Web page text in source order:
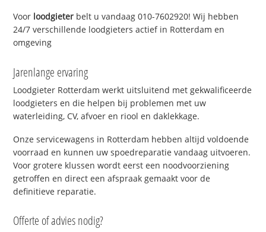
Voor loodgieter belt u vandaag 010-7602920! Wij hebben
24/7 verschillende loodgieters actief in Rotterdam en
omgeving
Jarenlange ervaring
Loodgieter Rotterdam werkt uitsluitend met gekwalificeerde
loodgieters en die helpen bij problemen met uw
waterleiding, CV, afvoer en riool en daklekkage.
Onze servicewagens in Rotterdam hebben altijd voldoende
voorraad en kunnen uw spoedreparatie vandaag uitvoeren.
Voor grotere klussen wordt eerst een noodvoorziening
getroffen en direct een afspraak gemaakt voor de
definitieve reparatie.
Offerte of advies nodig?